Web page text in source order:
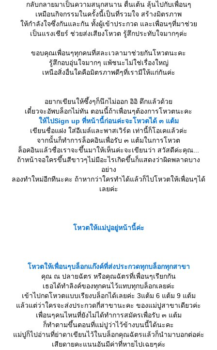
กลับกลายมาเป็นความสนุกสนาน ตื่นเต้น ลุ้นไปกับเพื่อนๆ
เหมือนกิจกรรมในครั้งนี้เป็นที่รวมใจ สร้างมิตรภาพ
ห้กำลังใจซึ่งกันและกัน ทั้งผู้เข้าประกวด และเพื่อนๆที่มาช่ว
เป็นแรงเชียร์ ช่วยส่งเสียงโหวต รู้สึกประทับใจมากๆค่ะ
ขอบคุณเพื่อนๆทุกคนที่สละเวลามาช่วยกันโหวตนะคะ
รู้สึกอบอุ่นใจมากๆ แพ้ชนะไม่ใช่เรื่องใหญ่
เหนือสิ่งอื่นใดคือมิตรภาพดีๆที่เรามีให้แก่กันค่ะ
อยากเขียนให้ซึ้งๆก็นึกไม่ออก อิอิ ดึกแล้วด้ว
เดี๋ยวจะอัพบล็อกไม่ทัน ตอนนี้ถ้าเพื่อนๆต้องการโหวตนะคะ
ห้ไปSign up ที่หน้านี้ก่อนค่ะจะโหวตได้ ๓ แต้ม
เขียนชื่อแฝง ใส่อีเมล์และพาสเวิร์ด เท่านี้ก็โอเคแล้วค่ะ
จากนั้นก็ทำการล็อคอินเพื่อรับ ๓ แต้มในการโหวต
ล็อคอินแล้วชื่อเราจะขึ้นมาให้เห็นค่ะจะเขียนว่า สวัสดีค่ะคุณ...
ถ้าหน้าจอใครขึ้นสีขาวๆไม่มีอะไรเกิดขึ้นก็แสดงว่าผิดพลาดบาง
อย่าง
ลองทำใหม่อีกทีนะคะ ถ้าหากว่าใครทำได้แล้วก็ไปโหวตให้เพื่อนๆได้
เลยค่ะ
หวตให้แม่ปูอยู่หน้านี้ค่ะ
หวตให้เพื่อนๆบล็อกแก๊งค์ที่ส่งประกวดทุกบล็อกทุกสาขา
คุณ ณ ปลายฉัตร หรือคุณฉัตรที่เพื่อนๆเรียกกัน
เธอได้ทำลิงค์ของทุกคนไว้แทบทุกบล็อกเลยค่ะ
เข้าไปกดโหวตแบบเรียงบล็อกได้เลยค่ะ 3แต้ม 6 แต้ม 9 แต้ม
ล้วแต่ว่าใครจะส่งประกวดกี่สาขานะคะ ของแม่ปูสาขาเดียวค่ะ
เพื่อนๆคนไหนที่ยังไม่ได้ทำการสมัครเพื่อรับ ๓ แต้ม
ก็ทำตามขึ้นตอนที่แม่ปูว่าไว้ข้างบนนี้ได้นะคะ
ม่ปูก็ไปอ่านที่ย่าดาเขียนไว้ในบล็อกคุณฉัตรแล้วก็นำมาบอกต่อค่ะ
เสียดายคะแนนอันมีค่าที่หายไปเฉยๆค่ะ